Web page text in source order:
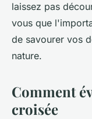
laissez pas
vous que
de savourer vos
nature.
Comment
croisée